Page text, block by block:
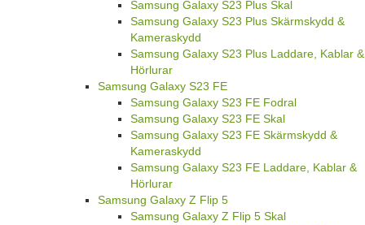
Samsung Galaxy S23 Plus Skal
Samsung Galaxy S23 Plus Skärmskydd &
Kameraskydd
Samsung Galaxy S23 Plus Laddare, Kablar &
Hörlurar
Samsung Galaxy S23 FE
Samsung Galaxy S23 FE Fodral
Samsung Galaxy S23 FE Skal
Samsung Galaxy S23 FE Skärmskydd &
Kameraskydd
Samsung Galaxy S23 FE Laddare, Kablar &
Hörlurar
Samsung Galaxy Z Flip 5
Samsung Galaxy Z Flip 5 Skal